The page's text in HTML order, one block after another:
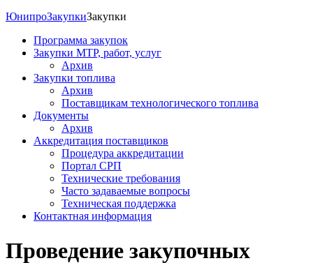
ЮнипроЗакупкиЗакупки
Программа закупок
Закупки МТР, работ, услуг
Архив
Закупки топлива
Архив
Поставщикам технологического топлива
Документы
Архив
Аккредитация поставщиков
Процедура аккредитации
Портал СРП
Технические требования
Часто задаваемые вопросы
Техническая поддержка
Контактная информация
Проведение закупочных